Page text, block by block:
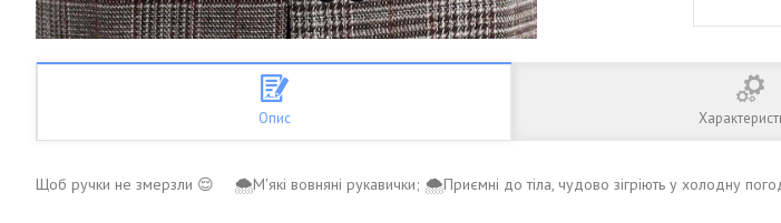
Опис
Щоб ручки не змерзли 😌 ⠀ 🌨М'які вовняні рукавички; 🌨Приємні до тіла, чудово зігріють у холодну